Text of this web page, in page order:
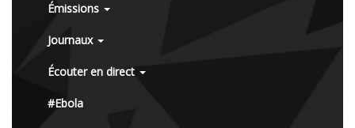
Émissions
Journaux
Écouter en direct
#Ebola